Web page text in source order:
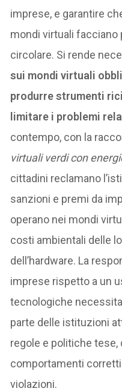
imprese, e garantire
mondi virtuali facciano
circolare. Si rende
sui mondi virtuali
produrre strumenti
limitare i problemi
contempo, con la
virtuali verdi con
cittadini reclamano
sanzioni e premi da
operano nei mondi
costi ambientali delle
dell’hardware. La
imprese rispetto a un
tecnologiche
parte delle istituzioni
regole e politiche tese,
comportamenti corretti
violazioni.